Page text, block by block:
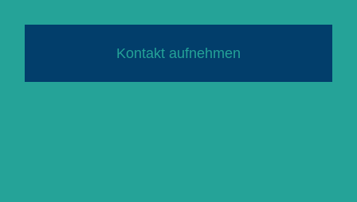
Kontakt aufnehmen